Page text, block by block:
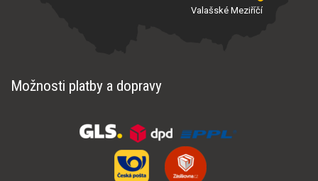
Valašské Meziříčí
Možnosti platby a dopravy